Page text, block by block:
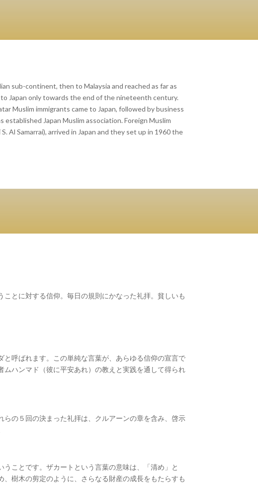
sub-continent, then to Malaysia and reached as far as
Japan only towards the end of the nineteenth century.
Muslim immigrants came to Japan, followed by business
Japan Muslim association. Foreign Muslim
Al Samarrai), arrived in Japan and they set up in 1960 the
とに対する信仰。毎日の規則にかなった礼拝。貧しいも
呼ばれます。この単純な言葉が、あらゆる信仰の宣言で
ハンマド（彼に平安あれ）の教えと実践を通して得られ
の５回の決まった礼拝は、クルアーンの章を含み、啓示
ことです。ザカートという言葉の意味は、「清め」と
樹木の剪定のように、さらなる財産の成長をもたらすも